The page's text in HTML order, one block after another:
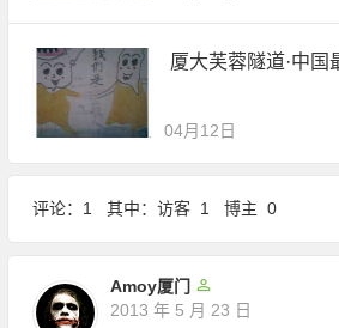
厦大芙蓉隧道·中
04月12日
评论：1 其中：访客 1 博主 0
Amoy厦门
2013 年 5 月 23 日